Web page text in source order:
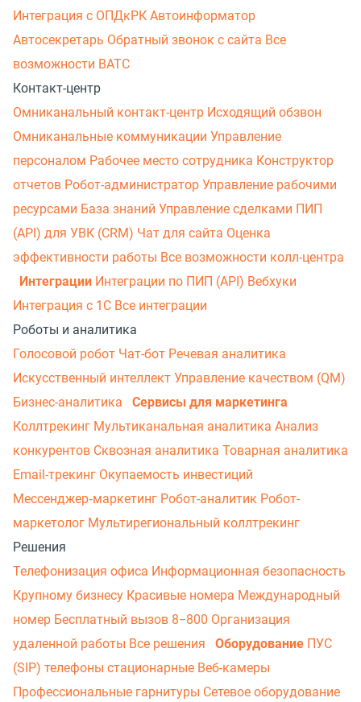
Интеграция с ОПДкРК Автоинформатор
Автосекретарь Обратный звонок с сайта Все
возможности ВАТС
Контакт-центр
Омниканальный контакт-центр Исходящий обзвон
Омниканальные коммуникации Управление
персоналом Рабочее место сотрудника Конструктор
отчетов Робот-администратор Управление рабочими
ресурсами База знаний Управление сделками ПИП
(API) для УВК (CRM) Чат для сайта Оценка
эффективности работы Все возможности колл-центра
Интеграции Интеграции по ПИП (API) Вебхуки
Интеграция с 1С Все интеграции
Роботы и аналитика
Голосовой робот Чат-бот Речевая аналитика
Искусственный интеллект Управление качеством (QM)
Бизнес-аналитика
Сервисы для маркетинга
Коллтрекинг Мультиканальная аналитика Анализ
конкурентов Сквозная аналитика Товарная аналитика
Email-трекинг Окупаемость инвестиций
Мессенджер‑маркетинг Робот-аналитик Робот-
маркетолог Мультирегиональный коллтрекинг
Решения
Телефонизация офиса Информационная безопасность
Крупному бизнесу Красивые номера Международный
номер Бесплатный вызов 8−800 Организация
удаленной работы Все решения Оборудование ПУС
(SIP) телефоны стационарные Веб-камеры
Профессиональные гарнитуры Сетевое оборудование